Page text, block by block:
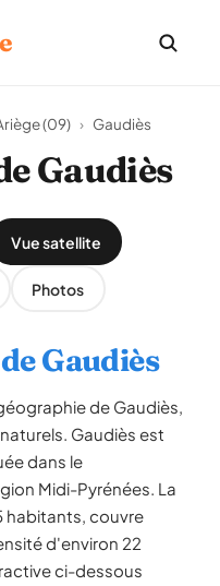
(09) › Gaudiès
Gaudiès
Vue satellite
Photos
Gaudiès
de Gaudiès,
Gaudiès est
dans le
Midi-Pyrénées. La
habitants, couvre
d'environ 22
ci-dessous